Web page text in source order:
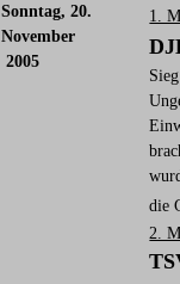
Sonntag, 20.
November
2005
1.
die
2.